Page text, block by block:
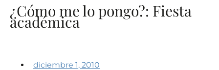
¿Cómo me lo pongo?: Fiesta
académica
diciembre 1, 2010